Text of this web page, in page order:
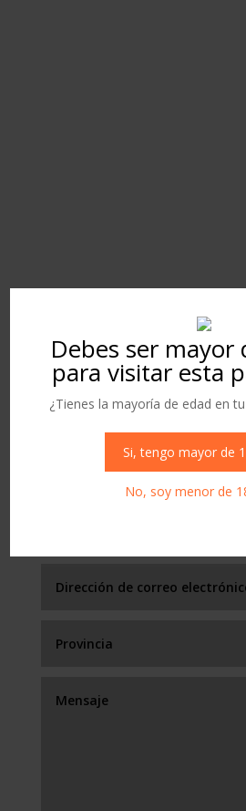
Debes ser mayor
para visitar esta
¿Tienes la mayoría de edad en
Si, tengo mayor de
No, soy menor de